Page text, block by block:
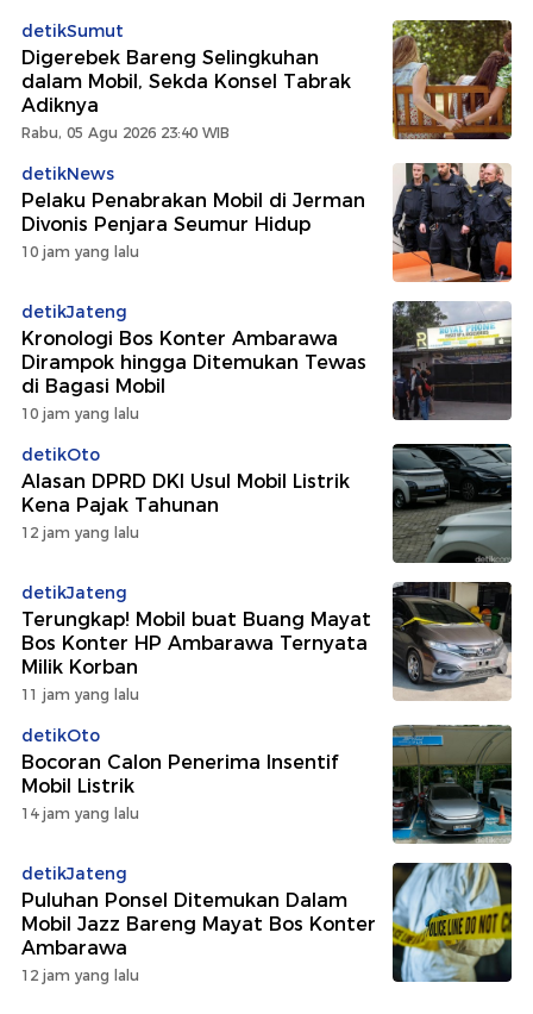
detikSumut
Digerebek Bareng Selingkuhan
dalam Mobil, Sekda Konsel Tabrak
Adiknya
Rabu, 05 Agu 2026 23:40 WIB
detikNews
Pelaku Penabrakan Mobil di Jerman
Divonis Penjara Seumur Hidup
10 jam yang lalu
detikJateng
Kronologi Bos Konter Ambarawa
Dirampok hingga Ditemukan Tewas
di Bagasi Mobil
10 jam yang lalu
detikOto
Alasan DPRD DKI Usul Mobil Listrik
Kena Pajak Tahunan
12 jam yang lalu
detikJateng
Terungkap! Mobil buat Buang Mayat
Bos Konter HP Ambarawa Ternyata
Milik Korban
11 jam yang lalu
detikOto
Bocoran Calon Penerima Insentif
Mobil Listrik
14 jam yang lalu
detikJateng
Puluhan Ponsel Ditemukan Dalam
Mobil Jazz Bareng Mayat Bos Konter
Ambarawa
12 jam yang lalu